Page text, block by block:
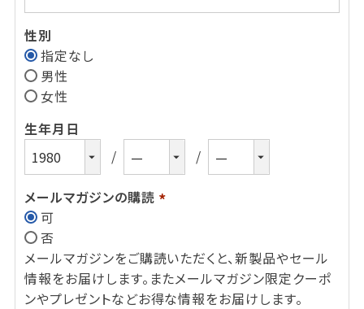
須)
性別
指定なし
男性
女性
生年月日
メールマガジンの購読
可
否
メールマガジンをご購読いただくと、新製品やセール
情報をお届けします。またメールマガジン限定クーポ
ンやプレゼントなどお得な情報をお届けします。